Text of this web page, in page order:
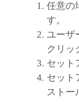
４．著作
お客様
キヤノン
しくは
５．保証
(1) 「本
諾され
任意の
す。
ユーザ
クリッ
セット
セット
ストー